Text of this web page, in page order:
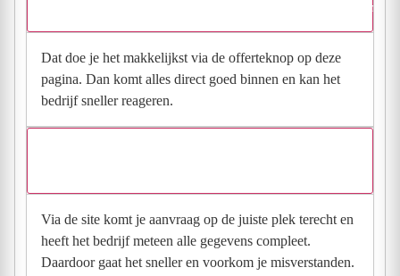
Hoe vraag ik een offerte aan bij Aannemersbedrijf Van Ommen?
Dat doe je het makkelijkst via de offerteknop op deze
pagina. Dan komt alles direct goed binnen en kan het
bedrijf sneller reageren.
Via de site komt je aanvraag op de juiste plek terecht en
heeft het bedrijf meteen alle gegevens compleet.
Daardoor gaat het sneller en voorkom je misverstanden.